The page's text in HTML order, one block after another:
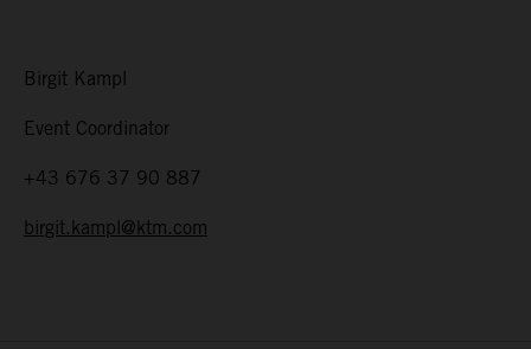
Birgit Kampl
Event Coordinator
+43 676 37 90 887
birgit.kampl@ktm.com